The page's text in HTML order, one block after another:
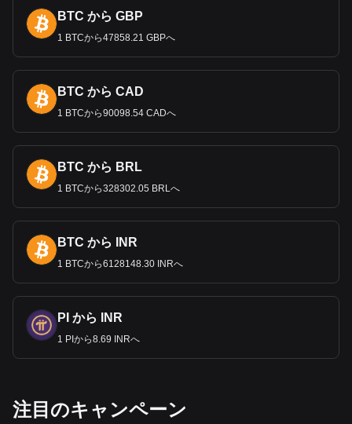
年の世界金融危機以降、日本はデフレの時代に直面した。こ
れを受けて
％への転換を目指し、2年間で
拡大を発表した。この政策はマネーサプライを倍増させるこ
とを意図しており、日本の金融手法の大幅な転換を反映して
いた。
デジタル円とは何か？
は、DeCurret Holdingsによって開発され、
ックチェーンネットワークを特徴とする。この取り組みは、
たものである。同氏は、デジタル通貨が情報処理の機能を強
化することで、将来の経済発展と福祉の中心的役割を果たす
と考えている。DCJPY
共存するように設計されており、日本がデジタル金融技術を
受け入れる重要な一歩となる。
Bitgetの暗号資産から法定通貨への交換データによる
と、最も人気のあるエックスアールピー（XRP）の
ら換金できるか確認してみましょう。
BTC から GBP
1 BTCから47858.21 GBPへ
BTC から CAD
1 BTCから90098.54 CADへ
BTC から BRL
1 BTCから328302.05 BRLへ
BTC から INR
1 BTCから6128148.30 INRへ
PI から INR
1 PIから8.69 INRへ
‌注目のキャンペーン